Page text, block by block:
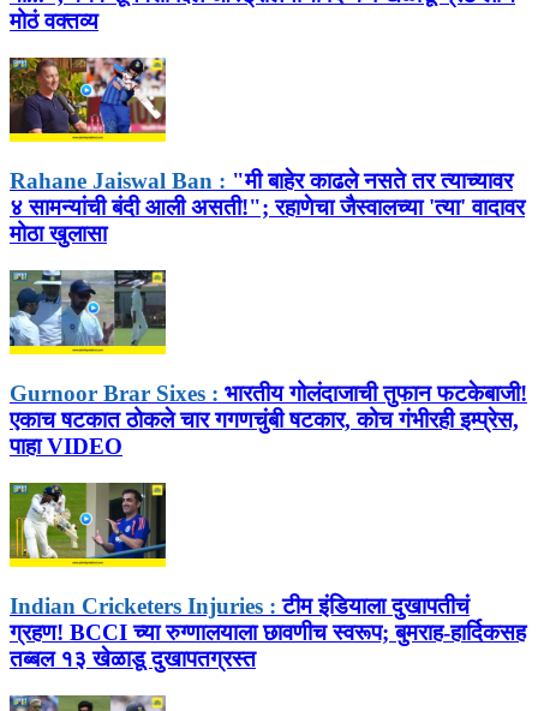
मोठं वक्तव्य
Rahane Jaiswal Ban : "मी बाहेर काढले नसते तर त्याच्यावर
४ सामन्यांची बंदी आली असती!"; रहाणेचा जैस्वालच्या 'त्या' वादावर
मोठा खुलासा
Gurnoor Brar Sixes : भारतीय गोलंदाजाची तुफान फटकेबाजी!
एकाच षटकात ठोकले चार गगणचुंबी षटकार, कोच गंभीरही इम्प्रेस,
पाहा VIDEO
Indian Cricketers Injuries : टीम इंडियाला दुखापतीचं
ग्रहण! BCCI च्या रुग्णालयाला छावणीच स्वरूप; बुमराह-हार्दिकसह
तब्बल १३ खेळाडू दुखापतग्रस्त